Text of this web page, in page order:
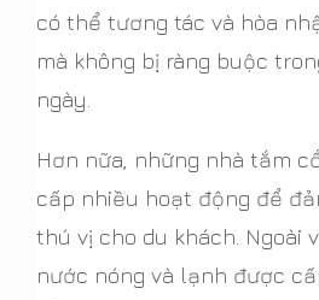
có thể tương tác và hòa
mà không bị ràng buộc
ngày.
Hơn nữa, những nhà tắm
cấp nhiều hoạt động để
thú vị cho du khách. Ngoài
nước nóng và lạnh được